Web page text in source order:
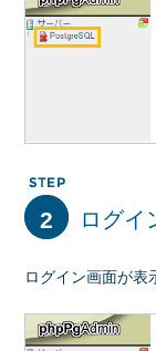
2 ログイ
ログイン画面が表